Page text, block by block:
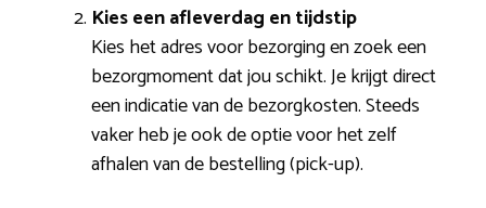
Kies een afleverdag en tijdstip
Kies het adres voor bezorging en zoek een
bezorgmoment dat jou schikt. Je krijgt direct
een indicatie van de bezorgkosten. Steeds
vaker heb je ook de optie voor het zelf
afhalen van de bestelling (pick-up).